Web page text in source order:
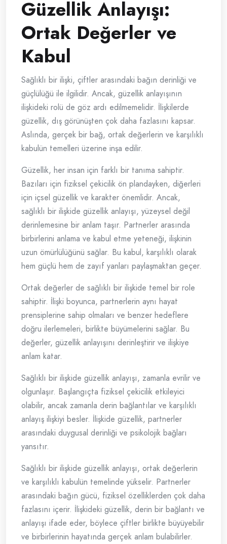
Güzellik Anlayışı:
Ortak Değerler ve
Kabul
Sağlıklı bir ilişki, çiftler arasındaki bağın derinliği ve
güçlülüğü ile ilgilidir. Ancak, güzellik anlayışının
ilişkideki rolü de göz ardı edilmemelidir. İlişkilerde
güzellik, dış görünüşten çok daha fazlasını kapsar.
Aslında, gerçek bir bağ, ortak değerlerin ve karşılıklı
kabulün temelleri üzerine inşa edilir.
Güzellik, her insan için farklı bir tanıma sahiptir.
Bazıları için fiziksel çekicilik ön plandayken, diğerleri
için içsel güzellik ve karakter önemlidir. Ancak,
sağlıklı bir ilişkide güzellik anlayışı, yüzeysel değil
derinlemesine bir anlam taşır. Partnerler arasında
birbirlerini anlama ve kabul etme yeteneği, ilişkinin
uzun ömürlülüğünü sağlar. Bu kabul, karşılıklı olarak
hem güçlü hem de zayıf yanları paylaşmaktan geçer.
Ortak değerler de sağlıklı bir ilişkide temel bir role
sahiptir. İlişki boyunca, partnerlerin aynı hayat
prensiplerine sahip olmaları ve benzer hedeflere
doğru ilerlemeleri, birlikte büyümelerini sağlar. Bu
değerler, güzellik anlayışını derinleştirir ve ilişkiye
anlam katar.
Sağlıklı bir ilişkide güzellik anlayışı, zamanla evrilir ve
olgunlaşır. Başlangıçta fiziksel çekicilik etkileyici
olabilir, ancak zamanla derin bağlantılar ve karşılıklı
anlayış ilişkiyi besler. İlişkide güzellik, partnerler
arasındaki duygusal derinliği ve psikolojik bağları
yansıtır.
Sağlıklı bir ilişkide güzellik anlayışı, ortak değerlerin
ve karşılıklı kabulün temelinde yükselir. Partnerler
arasındaki bağın gücü, fiziksel özelliklerden çok daha
fazlasını içerir. İlişkideki güzellik, derin bir bağlantı ve
anlayışı ifade eder, böylece çiftler birlikte büyüyebilir
ve birbirlerinin hayatında gerçek anlam bulabilirler.